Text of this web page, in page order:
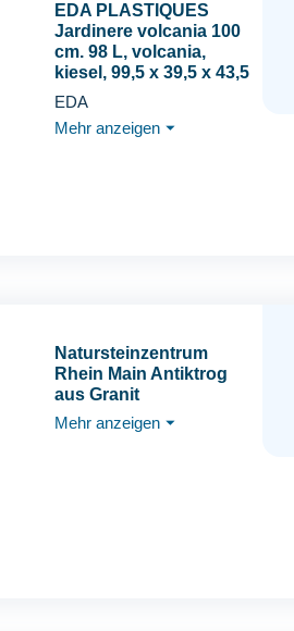
EDA PLASTIQUES
Jardinere volcania 100
cm. 98 L, volcania,
kiesel, 99,5 x 39,5 x 43,5
cm, 13731 G. GL X1
EDA
Mehr anzeigen ⏷
Natursteinzentrum
Rhein Main Antiktrog
aus Granit
Mehr anzeigen ⏷